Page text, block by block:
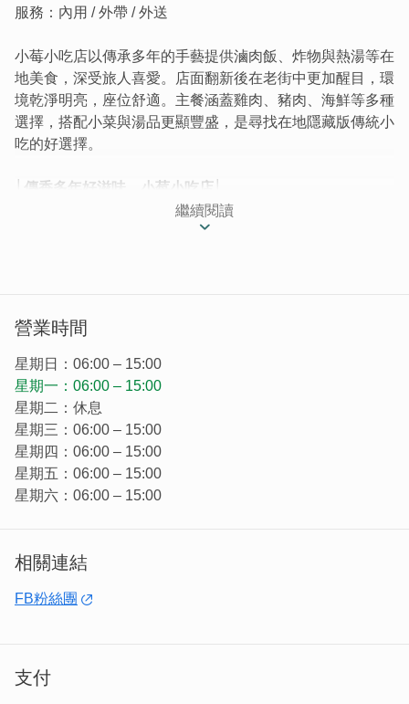
服務：內用 / 外帶 / 外送
小莓小吃店以傳承多年的手藝提供滷肉飯、炸物與熱湯等在
地美食，深受旅人喜愛。店面翻新後在老街中更加醒目，環
境乾淨明亮，座位舒適。主餐涵蓋雞肉、豬肉、海鮮等多種
選擇，搭配小菜與湯品更顯豐盛，是尋找在地隱藏版傳統小
吃的好選擇。
│傳香多年好滋味，小莓小吃店│
簡單的小吃，不簡單的好手藝！用餐時段不妨來碗鹹甜適宜
的滷肉飯、酥脆炸物與熱騰騰的美味鹹湯。一代代傳承下來
不少旅人出門在外喜歡尋找「在地隱藏版」小吃店，老店翻
新後，亮眼的招牌在老街中很吸睛，再也不怕找不到啦~
繼續閱讀
營業時間
星期日：06:00 – 15:00
星期一：06:00 – 15:00
星期二：休息
星期三：06:00 – 15:00
星期四：06:00 – 15:00
星期五：06:00 – 15:00
星期六：06:00 – 15:00
相關連結
FB粉絲團
支付